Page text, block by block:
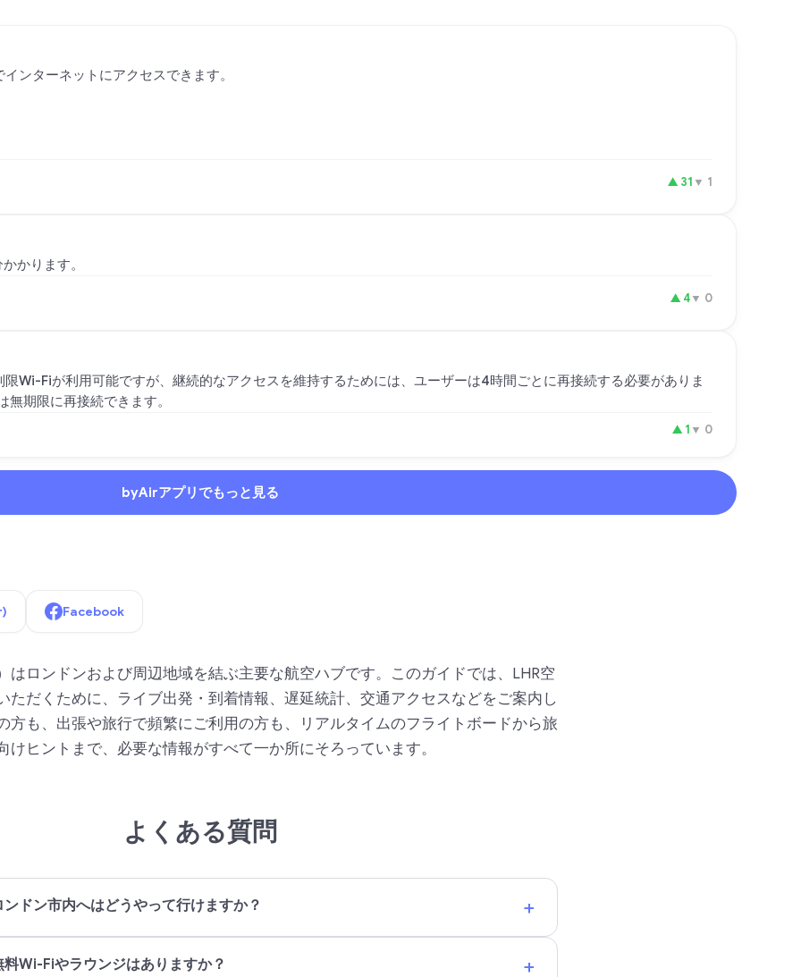
ンターネットにアクセスできます。
▲ 31 ▼ 1
かります。
▲ 4▼ 0
Wi-Fiが利用可能ですが、継続的なアクセスを維持するためには、ユーザーは4時間ごとに再接続する必要がありま
期限に再接続できます。
▲ 1 ▼ 0
byAirアプリでもっと見る
Facebook
はロンドンおよび周辺地域を結ぶ主要な航空ハブです。このガイドでは、LHR空
ただくために、ライブ出発・到着情報、遅延統計、交通アクセスなどをご案内し
方も、出張や旅行で頻繁にご利用の方も、リアルタイムのフライトボードから旅
けヒントまで、必要な情報がすべて一か所にそろっています。
よくある質問
ドン市内へはどうやって行けますか？ +
Wi-Fiやラウンジはありますか？ +